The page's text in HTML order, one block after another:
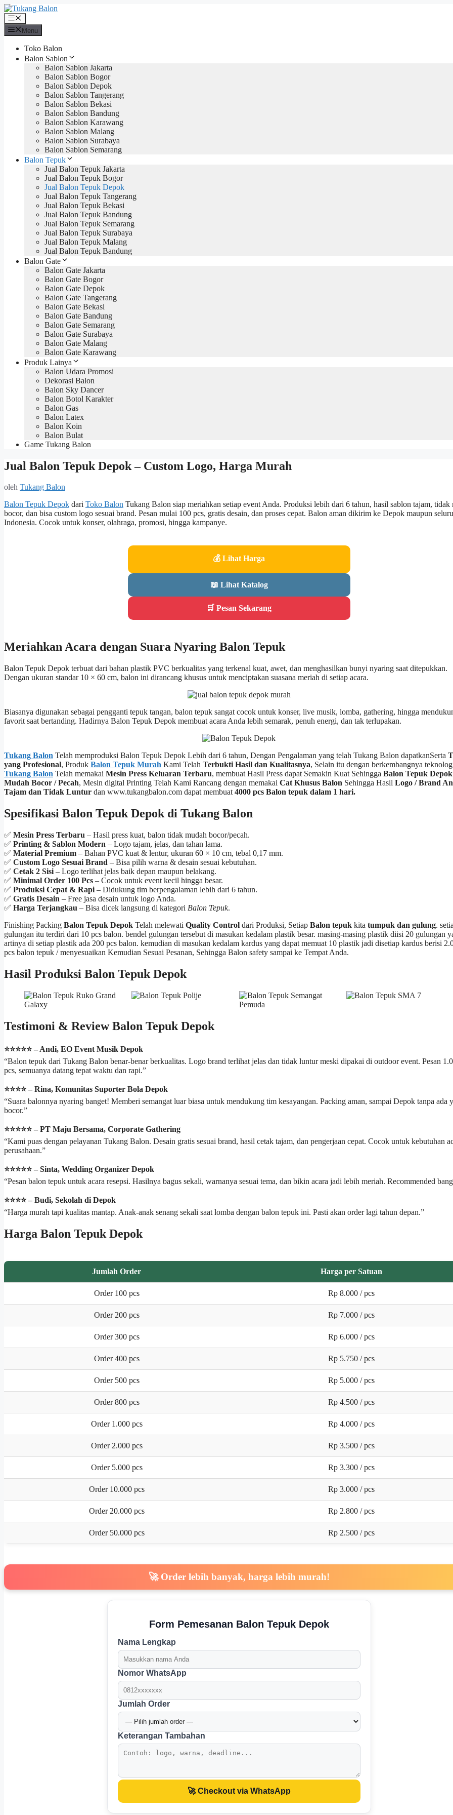
Langsung
ke
isi
Menu
Menu
Toko Balon
Balon Sablon
Balon Sablon Jakarta
Balon Sablon Bogor
Balon Sablon Depok
Balon Sablon Tangerang
Balon Sablon Bekasi
Balon Sablon Bandung
Balon Sablon Karawang
Balon Sablon Malang
Balon Sablon Surabaya
Balon Sablon Semarang
Balon Tepuk
Jual Balon Tepuk Jakarta
Jual Balon Tepuk Bogor
Jual Balon Tepuk Depok
Jual Balon Tepuk Tangerang
Jual Balon Tepuk Bekasi
Jual Balon Tepuk Bandung
Jual Balon Tepuk Semarang
Jual Balon Tepuk Surabaya
Jual Balon Tepuk Malang
Jual Balon Tepuk Bandung
Balon Gate
Balon Gate Jakarta
Balon Gate Bogor
Balon Gate Depok
Balon Gate Tangerang
Balon Gate Bekasi
Balon Gate Bandung
Balon Gate Semarang
Balon Gate Surabaya
Balon Gate Malang
Balon Gate Karawang
Produk Lainya
Balon Udara Promosi
Dekorasi Balon
Balon Sky Dancer
Balon Botol Karakter
Balon Gas
Balon Latex
Balon Koin
Balon Bulat
Game Tukang Balon
Jual Balon Tepuk Depok – Custom Logo, Harga Murah
oleh Tukang Balon
Balon Tepuk Depok dari Toko Balon Tukang Balon siap meriahkan setiap event Anda. Produksi lebih dari 6 tahun, hasil sablon tajam, tidak
bocor, dan bisa custom logo sesuai brand. Pesan mulai 100 pcs, gratis desain, dan proses cepat. Balon aman dikirim ke Depok maupun
Indonesia. Cocok untuk konser, olahraga, promosi, hingga kampanye.
💰 Lihat Harga
📖 Lihat Katalog
🛒 Pesan Sekarang
Meriahkan Acara dengan Suara Nyaring Balon Tepuk
Balon Tepuk Depok terbuat dari bahan plastik PVC berkualitas yang terkenal kuat, awet, dan menghasilkan bunyi nyaring saat ditepukkan.
Dengan ukuran standar 10 × 60 cm, balon ini dirancang khusus untuk menciptakan suasana meriah di setiap acara.
Biasanya digunakan sebagai pengganti tepuk tangan, balon tepuk sangat cocok untuk konser, live musik, lomba, gathering, hingga
favorit saat bertanding. Hadirnya Balon Tepuk Depok membuat acara Anda lebih semarak, penuh energi, dan tak terlupakan.
Tukang Balon Telah memproduksi Balon Tepuk Depok Lebih dari 6 tahun, Dengan Pengalaman yang telah Tukang Balon dapatkanSerta
yang Profesional, Produk Balon Tepuk Murah Kami Telah Terbukti Hasil dan Kualitasnya, Selain itu dengan berkembangnya
Tukang Balon Telah memakai Mesin Press Keluaran Terbaru, membuat Hasil Press dapat Semakin Kuat Sehingga Balon Tepuk
Mudah Bocor / Pecah, Mesin digital Printing Telah Kami Rancang dengan memakai Cat Khusus Balon Sehingga Hasil Logo / Brand
Tajam dan Tidak Luntur dan www.tukangbalon.com dapat membuat 4000 pcs Balon tepuk dalam 1 hari.
Spesifikasi Balon Tepuk Depok di Tukang Balon
✅ Mesin Press Terbaru – Hasil press kuat, balon tidak mudah bocor/pecah.
✅ Printing & Sablon Modern – Logo tajam, jelas, dan tahan lama.
✅ Material Premium – Bahan PVC kuat & lentur, ukuran 60 × 10 cm, tebal 0,17 mm.
✅ Custom Logo Sesuai Brand – Bisa pilih warna & desain sesuai kebutuhan.
✅ Cetak 2 Sisi – Logo terlihat jelas baik depan maupun belakang.
✅ Minimal Order 100 Pcs – Cocok untuk event kecil hingga besar.
✅ Produksi Cepat & Rapi – Didukung tim berpengalaman lebih dari 6 tahun.
✅ Gratis Desain – Free jasa desain untuk logo Anda.
✅ Harga Terjangkau – Bisa dicek langsung di kategori Balon Tepuk.
Finishing Packing Balon Tepuk Depok Telah melewati Quality Control dari Produksi, Setiap Balon tepuk kita tumpuk dan gulung.
gulungan itu terdiri dari 10 pcs balon. bendel gulungan tersebut di masukan kedalam plastik besar. masing-masing plastik diisi 20 gulungan
artinya di setiap plastik ada 200 pcs balon. kemudian di masukan kedalam kardus yang dapat memuat 10 plastik jadi disetiap kardus berisi
pcs balon tepuk / menyesuaikan Kemudian Sesuai Pesanan, Sehingga Balon safety sampai ke Tempat Anda.
Hasil Produksi Balon Tepuk Depok
Testimoni & Review Balon Tepuk Depok
⭐️⭐️⭐️⭐️⭐️ – Andi, EO Event Musik Depok
“Balon tepuk dari Tukang Balon benar-benar berkualitas. Logo brand terlihat jelas dan tidak luntur meski dipakai di outdoor event. Pesan
pcs, semuanya datang tepat waktu dan rapi.”
⭐️⭐️⭐️⭐️ – Rina, Komunitas Suporter Bola Depok
“Suara balonnya nyaring banget! Memberi semangat luar biasa untuk mendukung tim kesayangan. Packing aman, sampai Depok tanpa ada
bocor.”
⭐️⭐️⭐️⭐️⭐️ – PT Maju Bersama, Corporate Gathering
“Kami puas dengan pelayanan Tukang Balon. Desain gratis sesuai brand, hasil cetak tajam, dan pengerjaan cepat. Cocok untuk kebutuhan
perusahaan.”
⭐️⭐️⭐️⭐️⭐️ – Sinta, Wedding Organizer Depok
“Pesan balon tepuk untuk acara resepsi. Hasilnya bagus sekali, warnanya sesuai tema, dan bikin acara jadi lebih meriah. Recommended
⭐️⭐️⭐️⭐️ – Budi, Sekolah di Depok
“Harga murah tapi kualitas mantap. Anak-anak senang sekali saat lomba dengan balon tepuk ini. Pasti akan order lagi tahun depan.”
Harga Balon Tepuk Depok
Jumlah Order Harga per Satuan
Order 100 pcs Rp 8.000 / pcs
Order 200 pcs Rp 7.000 / pcs
Order 300 pcs Rp 6.000 / pcs
Order 400 pcs Rp 5.750 / pcs
Order 500 pcs Rp 5.000 / pcs
Order 800 pcs Rp 4.500 / pcs
Order 1.000 pcs Rp 4.000 / pcs
Order 2.000 pcs Rp 3.500 / pcs
Order 5.000 pcs Rp 3.300 / pcs
Order 10.000 pcs Rp 3.000 / pcs
Order 20.000 pcs Rp 2.800 / pcs
Order 50.000 pcs Rp 2.500 / pcs
🚀 Order lebih banyak, harga lebih murah!
Form Pemesanan Balon Tepuk Depok
Nama Lengkap
Nomor WhatsApp
Jumlah Order
Keterangan Tambahan
🚀 Checkout via WhatsApp